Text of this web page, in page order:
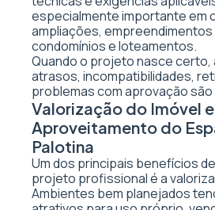
especialmente importante em
ampliações, empreendimentos
condomínios e loteamentos.
Quando o projeto nasce certo,
atrasos, incompatibilidades,
problemas com aprovação
Valorização do Imóvel
Aproveitamento do
Palotina
Um dos principais benefícios
projeto profissional é a
Ambientes bem planejados